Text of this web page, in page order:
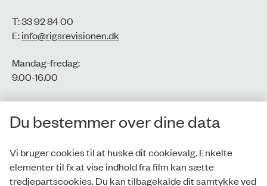
T: 33 92 84 00
E:info@rigsrevisionen.dk
Mandag-fredag:
9.00-16.00​
CVR-nr.: 77806113
EAN-nr.: 5798000016002
Privatlivspolitik
Du bestemmer over dine data
Vi bruger cookies til at huske dit cookievalg. Enkelte
elementer til fx at vise indhold fra film kan sætte
tredjepartscookies. Du kan tilbagekalde dit samtykke ved